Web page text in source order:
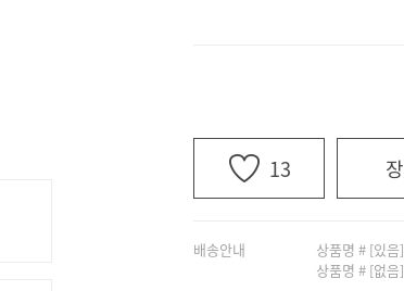
13
배송안내
상품명 # [있
상품명 # [없